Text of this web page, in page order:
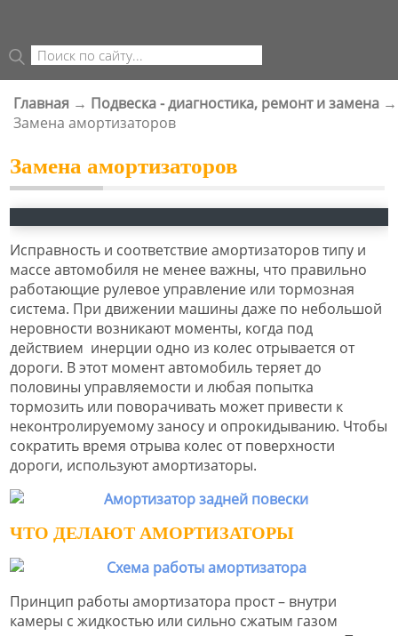
ФОРМА ПОИСКА
Поиск
ВЫ ЗДЕСЬ
Главная → Подвеска - диагностика, ремонт и замена →
Замена амортизаторов
Замена амортизаторов
Исправность и соответствие амортизаторов типу и
массе автомобиля не менее важны, что правильно
работающие рулевое управление или тормозная
система. При движении машины даже по небольшой
неровности возникают моменты, когда под
действием инерции одно из колес отрывается от
дороги. В этот момент автомобиль теряет до
половины управляемости и любая попытка
тормозить или поворачивать может привести к
неконтролируемому заносу и опрокидыванию. Чтобы
сократить время отрыва колес от поверхности
дороги, используют амортизаторы.
ЧТО ДЕЛАЮТ АМОРТИЗАТОРЫ
Принцип работы амортизатора прост – внутри
камеры с жидкостью или сильно сжатым газом